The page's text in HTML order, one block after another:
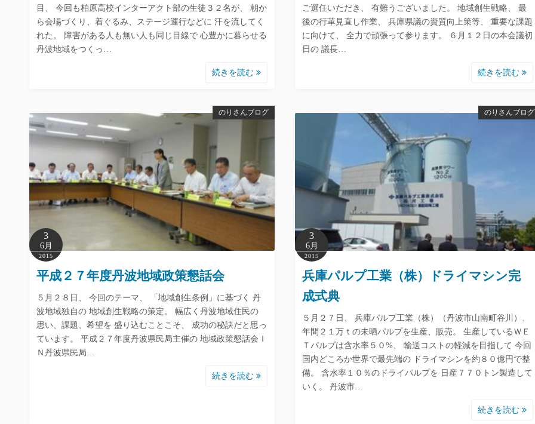
目、 今回も柏原高校インターアクト部の生徒３２名が、 朝か
ら会場づくり、着ぐるみ、ステージ運行などに 汗を流してく
れた。 障害がある人も無い人も同じ目線で 心豊かに暮らせる
丹波地域をつくっ…
続きを読む
ご選任いただき、 有難うございました。 地域創生戦略、 最
後の行革見直し作業、 兵庫県議の資質向上策等、 重要な課題
に向けて、 全力で頑張って参ります。 ６月１２日の本会議初
日の 議長…
続きを読む
のりさんブログ
3
6月
2015
平成２７年度丹波地域政策懇話会
５月２８日、 今回のテーマ、 「地域創生条例」に基づく 丹
波地域独自の 地域創生戦略の策定。 幅広く丹波地域住民の
思い、課題、希望を 盛り込むことこそ、 成功の秘訣だと思っ
ています。 平成２７年度丹波県民局主催の 地域政策懇話会Ｉ
Ｎ丹波県民局…
続きを読む
のりさんブログ
3
6月
2015
兵庫パルプ工業（株）ドライマシン完
成式典
５月２７日、 兵庫パルプ工業（株）（丹波市山南町谷川）、
年間２１万ｔの未晒パルプを生産、販売。 生産しているＷＥ
Ｔパルプは含水率５０%、 輸送コストの軽減を目指して 今回
国内どころか世界で最先端の ドライマシンを約８０億円で整
備。 含水率１０％のドライパルプを 日産７７０トン製造して
いく。 丹波市…
続きを読む